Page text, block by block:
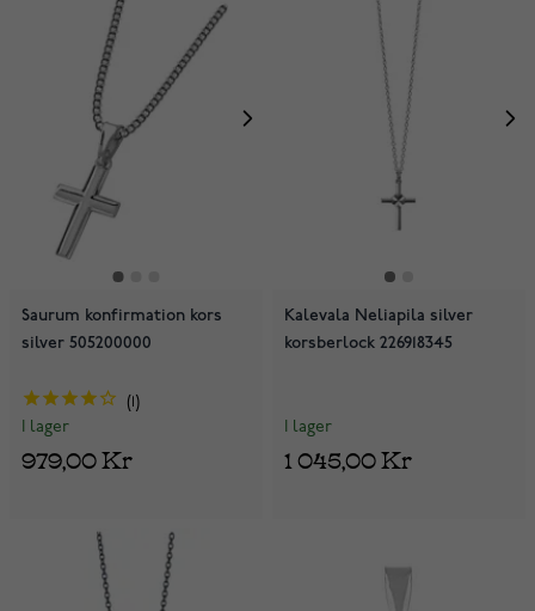
Saurum konfirmation kors
silver 505200000
I lager
979,00 Kr
Kalevala Neliapila silver
korsberlock 226918345
I lager
1 045,00 Kr